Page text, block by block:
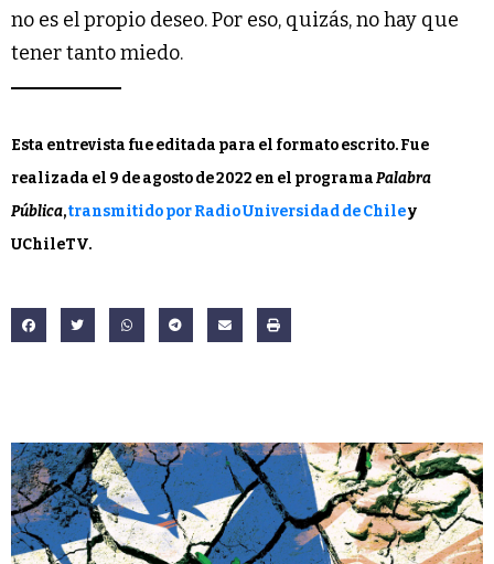
no es el propio deseo. Por eso, quizás, no hay que
tener tanto miedo.
Esta entrevista fue editada para el formato escrito. Fue
realizada el 9 de agosto de 2022 en el programaPalabra
Pública,transmitido por Radio Universidad de Chiley
UChileTV.